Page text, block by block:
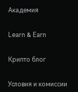
Академия
Learn & Earn
Крипто блог
Условия и комиссии